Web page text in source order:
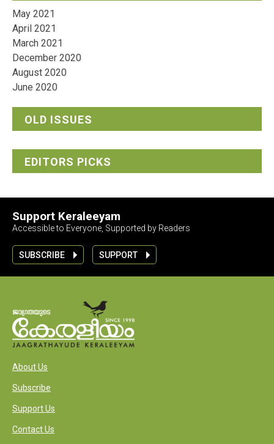
May 2021
April 2021
March 2021
December 2020
August 2020
June 2020
OLD ISSUES
EDITORS PICKS
Support Keraleeyam
Accessible to Everyone, Supported by Readers
SUBSCRIBE SUPPORT
About Us
Subscribe
Support Us
Contact Us